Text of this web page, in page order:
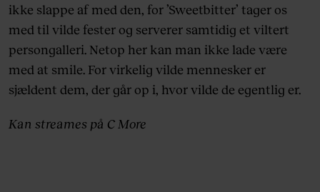
ikke slappe af med den, for ’Sweetbitter’ tager os
med til vilde fester og serverer samtidig et viltert
persongalleri. Netop her kan man ikke lade være
med at smile. For virkelig vilde mennesker er
sjældent dem, der går op i, hvor vilde de egentlig er.
Kan streames på C More